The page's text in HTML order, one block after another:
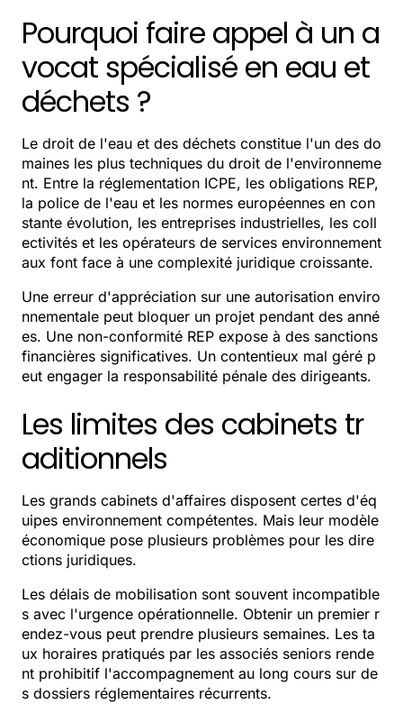
Pourquoi faire appel à un a
vocat spécialisé en eau et
déchets ?
Le droit de l'eau et des déchets constitue l'un des do
maines les plus techniques du droit de l'environneme
nt. Entre la réglementation ICPE, les obligations REP,
la police de l'eau et les normes européennes en con
stante évolution, les entreprises industrielles, les coll
ectivités et les opérateurs de services environnement
aux font face à une complexité juridique croissante.
Une erreur d'appréciation sur une autorisation enviro
nnementale peut bloquer un projet pendant des anné
es. Une non-conformité REP expose à des sanctions
financières significatives. Un contentieux mal géré p
eut engager la responsabilité pénale des dirigeants.
Les limites des cabinets tr
aditionnels
Les grands cabinets d'affaires disposent certes d'éq
uipes environnement compétentes. Mais leur modèle
économique pose plusieurs problèmes pour les dire
ctions juridiques.
Les délais de mobilisation sont souvent incompatible
s avec l'urgence opérationnelle. Obtenir un premier r
endez-vous peut prendre plusieurs semaines. Les ta
ux horaires pratiqués par les associés seniors rende
nt prohibitif l'accompagnement au long cours sur de
s dossiers réglementaires récurrents.